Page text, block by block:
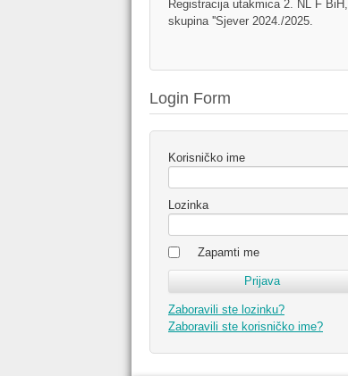
Registracija utakmica 2. NL F BiH,
skupina ''Sjever 2024./2025.
Login Form
Korisničko ime
Lozinka
Zapamti me
Zaboravili ste lozinku?
Zaboravili ste korisničko ime?